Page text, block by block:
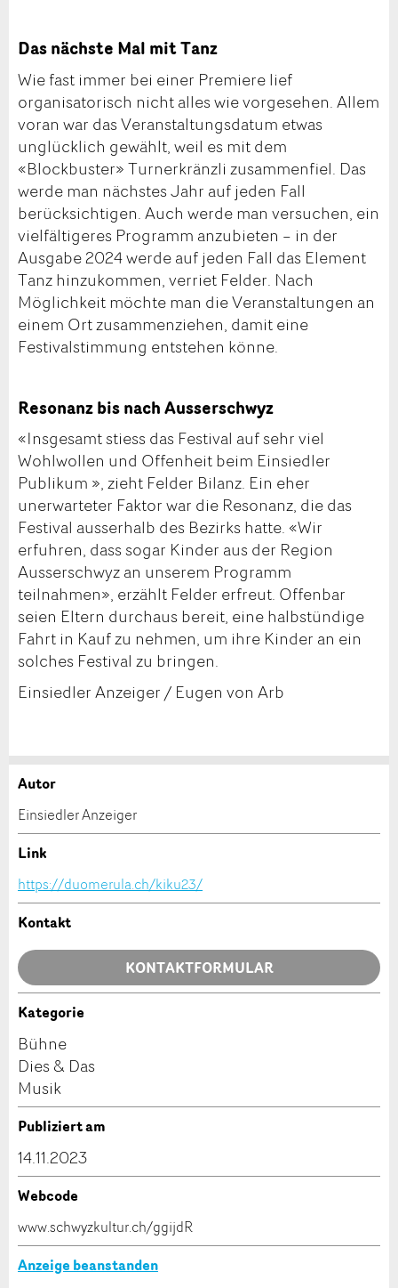
Das nächste Mal mit Tanz
Wie fast immer bei einer Premiere lief
organisatorisch nicht alles wie vorgesehen. Allem
voran war das Veranstaltungsdatum etwas
unglücklich gewählt, weil es mit dem
«Blockbuster» Turnerkränzli zusammenfiel. Das
werde man nächstes Jahr auf jeden Fall
berücksichtigen. Auch werde man versuchen, ein
vielfältigeres Programm anzubieten – in der
Ausgabe 2024 werde auf jeden Fall das Element
Tanz hinzukommen, verriet Felder. Nach
Möglichkeit möchte man die Veranstaltungen an
einem Ort zusammenziehen, damit eine
Festivalstimmung entstehen könne.
Resonanz bis nach Ausserschwyz
«Insgesamt stiess das Festival auf sehr viel
Wohlwollen und Offenheit beim Einsiedler
Publikum », zieht Felder Bilanz. Ein eher
unerwarteter Faktor war die Resonanz, die das
Festival ausserhalb des Bezirks hatte. «Wir
erfuhren, dass sogar Kinder aus der Region
Ausserschwyz an unserem Programm
teilnahmen», erzählt Felder erfreut. Offenbar
seien Eltern durchaus bereit, eine halbstündige
Fahrt in Kauf zu nehmen, um ihre Kinder an ein
solches Festival zu bringen.
Einsiedler Anzeiger / Eugen von Arb
Anzeige beanstanden
Ihr Feedback wird sehr geschätzt!
Allgemeines Feedback
Anzeige nicht mehr gültig
Nachricht
Anzeige weiterempfehlen
Empfehlen Sie diese Anzeige an Freunde weiter.
* Eingabe erforderlich
Schliessen
Autor
Einsiedler Anzeiger
Link
https://duomerula.ch/kiku23/
Kontakt
KONTAKTFORMULAR
Kontakt
Verfassen Sie eine Nachricht für die Kontaktpersonen
dieser Anzeige.
Kategorie
Bühne
Dies & Das
Musik
Publiziert am
14.11.2023
Webcode
www.schwyzkultur.ch/ggijdR
Anzeige beanstanden